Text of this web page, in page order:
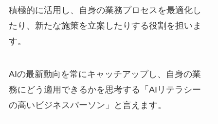
積極的に活用し、自身の業務プロセスを最適化し
たり、新たな施策を立案したりする役割を担いま
す。
AIの最新動向を常にキャッチアップし、自身の業
務にどう適用できるかを思考する「AIリテラシー
の高いビジネスパーソン」と言えます。